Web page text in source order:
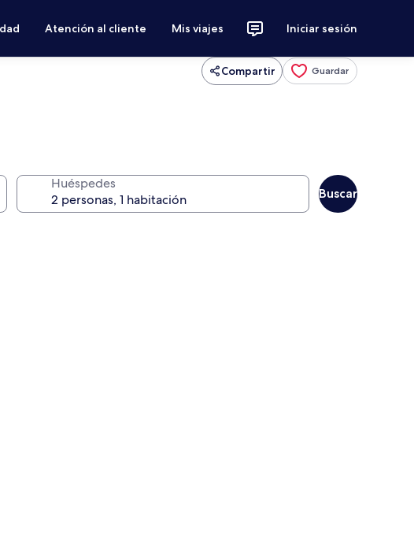
Atención al cliente Mis viajes Iniciar sesión
Compartir Guardar
Huéspedes
Buscar